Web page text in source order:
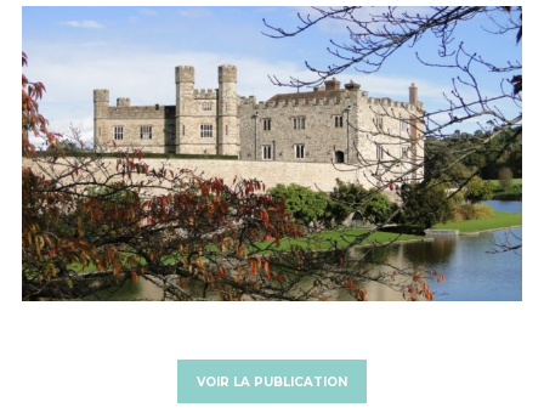
VOIR LA PUBLICATION